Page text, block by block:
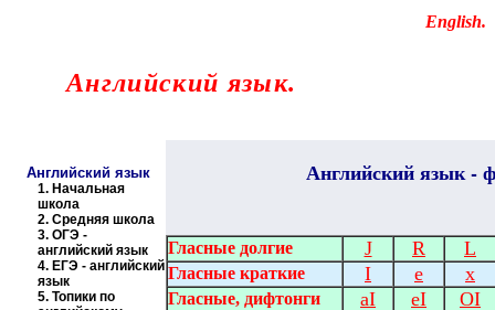
English.
Английский язык.
Английский язык
1. Начальная
школа
2. Средняя школа
3. ОГЭ -
английский язык
4. ЕГЭ - английский
язык
5. Топики по
Английскийязык -
Гласные долгие J R L
Гласные краткие I e x
Гласные, дифтонги aI eI OI